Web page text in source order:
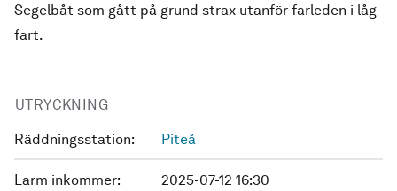
Segelbåt som gått på grund strax utanför farleden i låg
fart.
UTRYCKNING
Räddningsstation: Piteå
Larm inkommer: 2025-07-12 16:30